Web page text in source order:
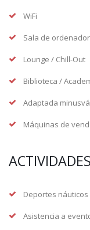
WiFi
Sala de
Lounge / Chill-Out
Biblioteca /
Adaptada
Máquinas de
ACTIVIDADES
Deportes náuticos
Asistencia a